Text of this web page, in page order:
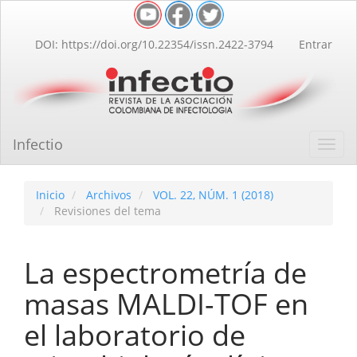
Contenido
principal
lateral
DOI: https://doi.org/10.22354/issn.2422-3794 Entrar
Infectio
Inicio Archivos
VOL. 22, NÚM. 1 (2018)
Revisiones del tema
La espectrometría de
masas MALDI-TOF en
el laboratorio de